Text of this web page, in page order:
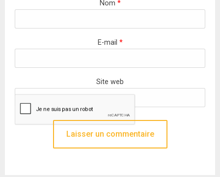
Nom *
E-mail *
Site web